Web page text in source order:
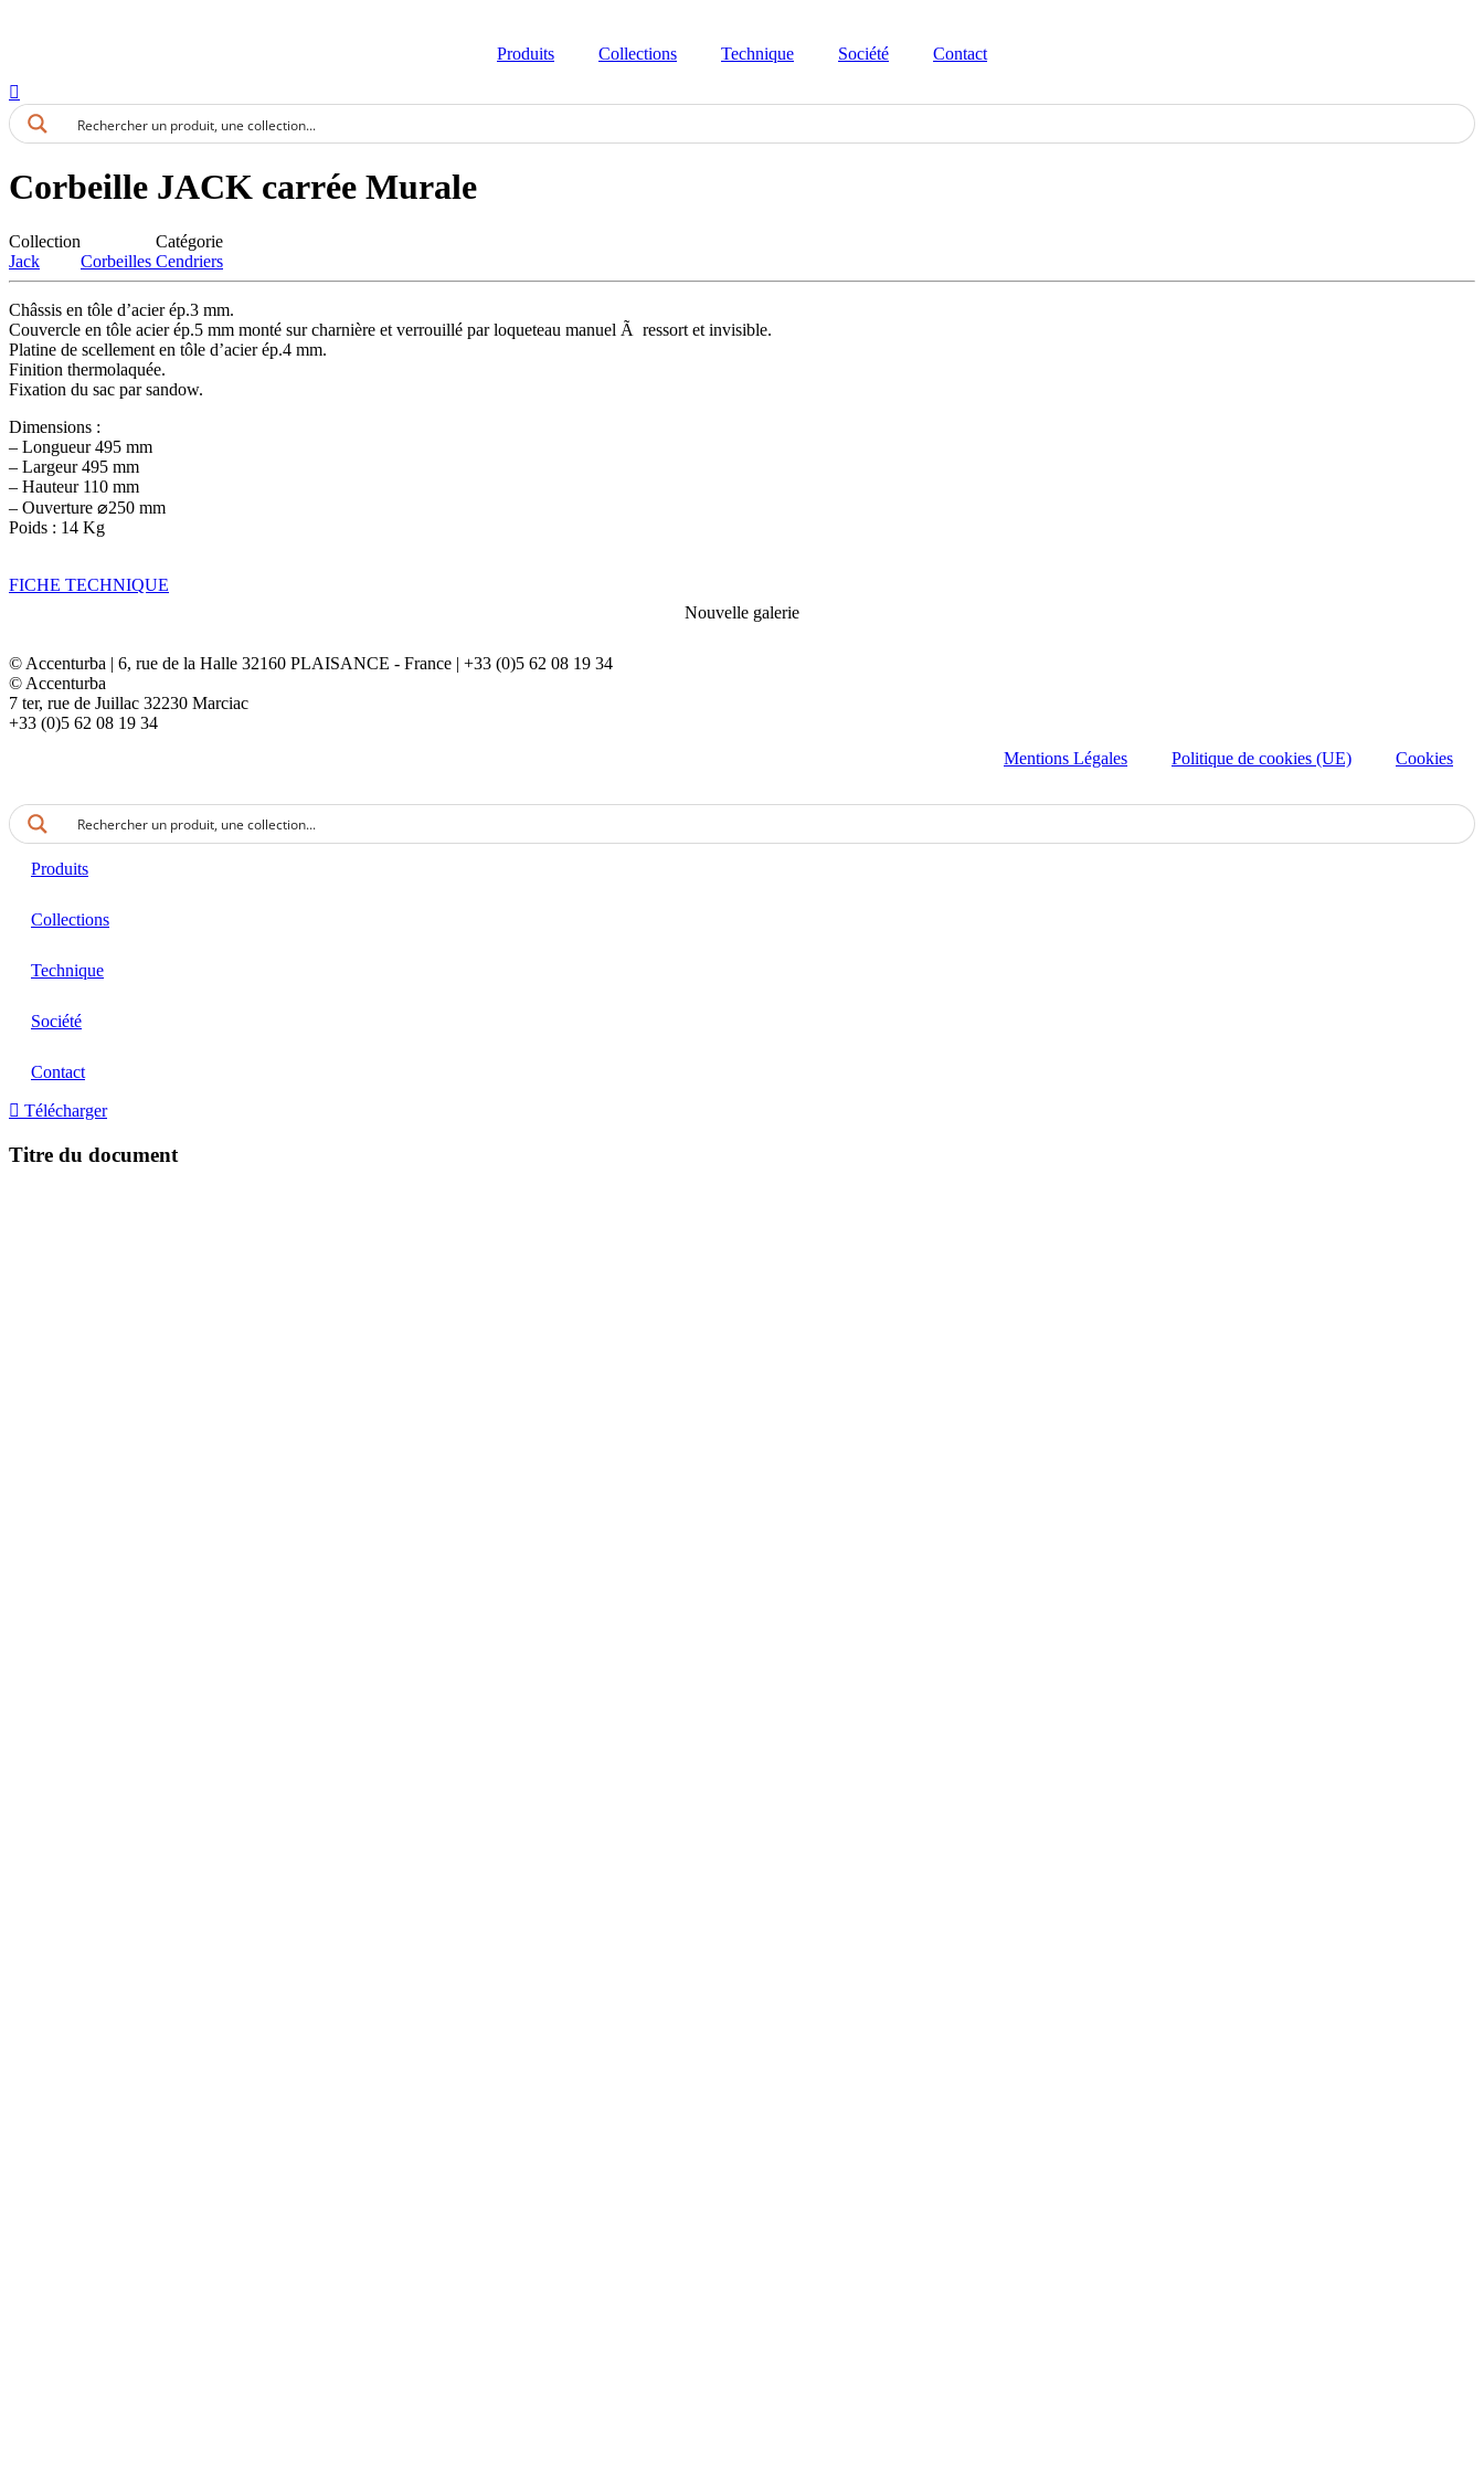
Produits Collections Technique Société Contact
Corbeille JACK carrée Murale
Collection
Jack
Catégorie
Corbeilles Cendriers
Châssis en tôle d’acier ép.3 mm.
Couvercle en tôle acier ép.5 mm monté sur charnière et verrouillé par loqueteau manuel Ã ressort et invisible.
Platine de scellement en tôle d’acier ép.4 mm.
Finition thermolaquée.
Fixation du sac par sandow.
Dimensions :
– Longueur 495 mm
– Largeur 495 mm
– Hauteur 110 mm
– Ouverture ⌀250 mm
Poids : 14 Kg
FICHE TECHNIQUE
Nouvelle galerie
© Accenturba | 6, rue de la Halle 32160 PLAISANCE - France | +33 (0)5 62 08 19 34
© Accenturba
7 ter, rue de Juillac 32230 Marciac
+33 (0)5 62 08 19 34
Mentions Légales
Politique de cookies (UE) Cookies
Produits
Collections
Technique
Société
Contact
Télécharger
Titre du document